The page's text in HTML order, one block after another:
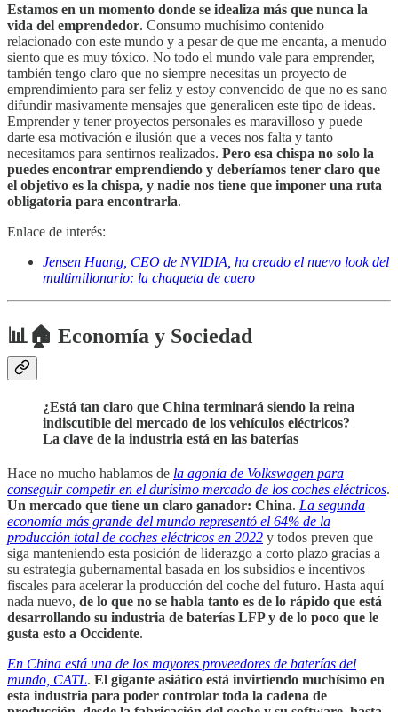
Estamos en un momento donde se idealiza más que nunca la
vida del emprendedor. Consumo muchísimo contenido
relacionado con este mundo y a pesar de que me encanta, a menudo
siento que es muy tóxico. No todo el mundo vale para emprender,
también tengo claro que no siempre necesitas un proyecto de
emprendimiento para ser feliz y estoy convencido de que no es sano
difundir masivamente mensajes que generalicen este tipo de ideas.
Emprender y tener proyectos personales es maravilloso y puede
darte esa motivación e ilusión que a veces nos falta y tanto
necesitamos para sentirnos realizados. Pero esa chispa no solo la
puedes encontrar emprendiendo y deberíamos tener claro que
el objetivo es la chispa, y nadie nos tiene que imponer una ruta
obligatoria para encontrarla.
Enlace de interés:
Jensen Huang, CEO de NVIDIA, ha creado el nuevo look del
multimillonario: la chaqueta de cuero
📊🏠 Economía y Sociedad
¿Está tan claro que China terminará siendo la reina
indiscutible del mercado de los vehículos eléctricos?
La clave de la industria está en las baterías
Hace no mucho hablamos de la agonía de Volkswagen para
conseguir competir en el durísimo mercado de los coches eléctricos.
Un mercado que tiene un claro ganador: China. La segunda
economía más grande del mundo representó el 64% de la
producción total de coches eléctricos en 2022 y todos preven que
siga manteniendo esta posición de liderazgo a corto plazo gracias a
su estrategia gubernamental basada en los subsidios e incentivos
fiscales para acelerar la producción del coche del futuro. Hasta aquí
nada nuevo, de lo que no se habla tanto es de lo rápido que está
desarrollando su industria de baterías LFP y de lo poco que le
gusta esto a Occidente.
En China está una de los mayores proveedores de baterías del
mundo, CATL. El gigante asiático está invirtiendo muchísimo en
esta industria para poder controlar toda la cadena de